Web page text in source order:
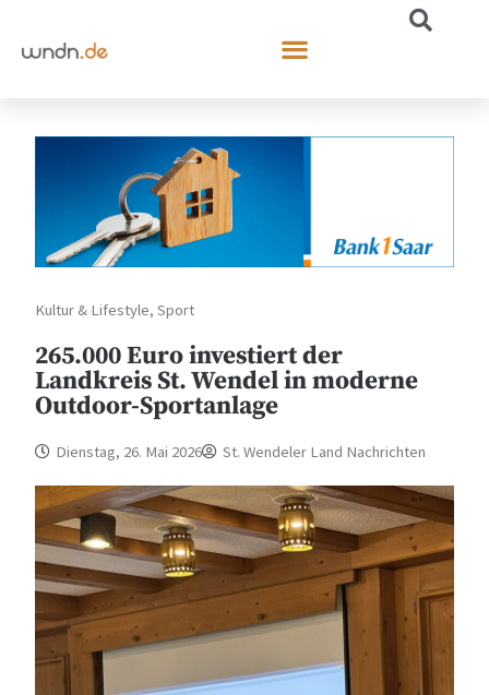
Kultur & Lifestyle,Sport
265.000 Euro investiert der
Landkreis St. Wendel in moderne
Outdoor-Sportanlage
Dienstag, 26. Mai 2026 St. Wendeler Land Nachrichten